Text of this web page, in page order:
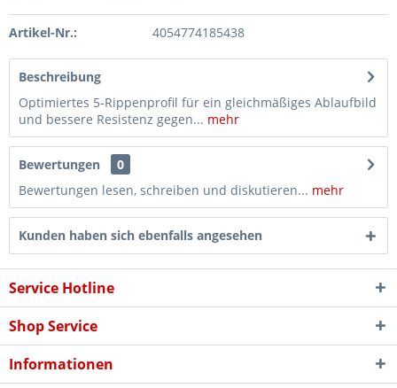
Artikel-Nr.: 4054774185438
Beschreibung
Optimiertes 5-Rippenprofil für ein gleichmäßiges Ablaufbild
und bessere Resistenz gegen... mehr
Bewertungen
0
Bewertungen lesen, schreiben und diskutieren... mehr
Kunden haben sich ebenfalls angesehen
Service Hotline
Shop Service
Informationen